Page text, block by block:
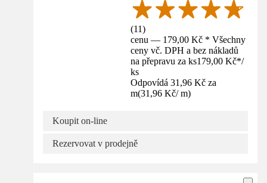
(11)
cenu — 179,00 Kč * Všechny
ceny vč. DPH a bez nákladů
na přepravu za ks179,00 Kč*/
ks
Odpovídá 31,96 Kč za
m(31,96 Kč/ m)
Koupit on-line
Rezervovat v prodejně